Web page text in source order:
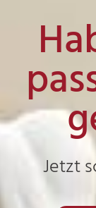
Jetzt